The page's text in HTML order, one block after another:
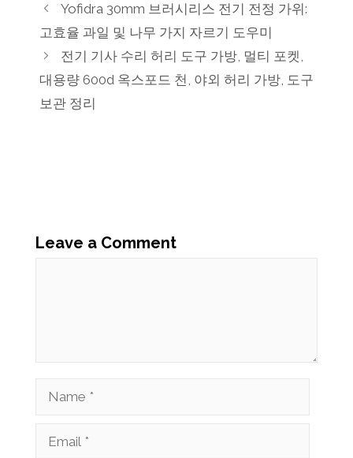
Yofidra 30mm 브러시리스 전기 전정 가위:
고효율 과일 및 나무 가지 자르기 도우미
전기 기사 수리 허리 도구 가방, 멀티 포켓,
대용량 600d 옥스포드 천, 야외 허리 가방, 도구
보관 정리
Leave a Comment
Name
Email